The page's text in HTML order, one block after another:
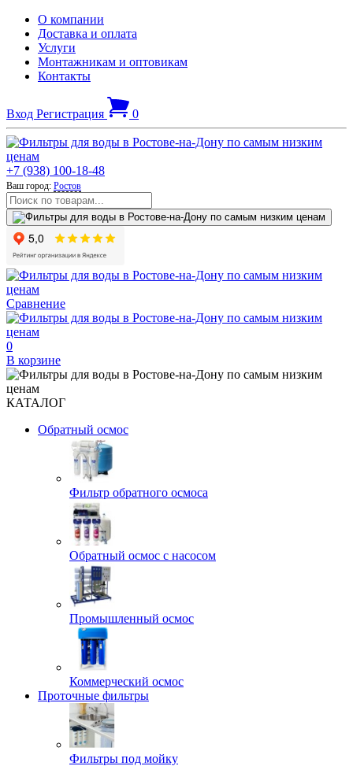
О компании
Доставка и оплата
Услуги
Монтажникам и оптовикам
Контакты
Вход Регистрация 0
+7 (938) 100-18-48
Ваш город: Ростов
Сравнение
0
В корзине
КАТАЛОГ
Обратный осмос
Фильтр обратного осмоса
Обратный осмос с насосом
Промышленный осмос
Коммерческий осмос
Проточные фильтры
Фильтры под мойку